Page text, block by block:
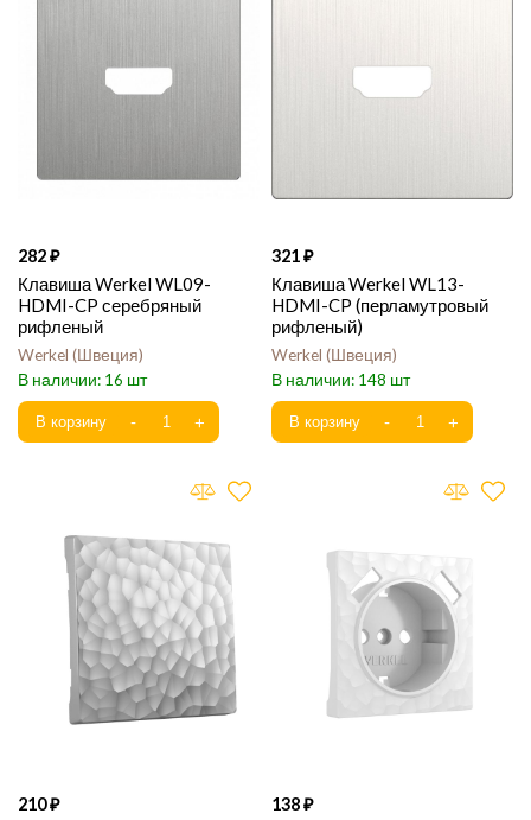
282
Клавиша Werkel WL09-
HDMI-CP серебряный
рифленый
Werkel Швеция
16
321
Клавиша Werkel WL13-
HDMI-CP (перламутровый
рифленый)
Werkel Швеция
148
210 138